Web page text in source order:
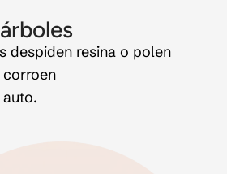
despiden resina o polen
corroen